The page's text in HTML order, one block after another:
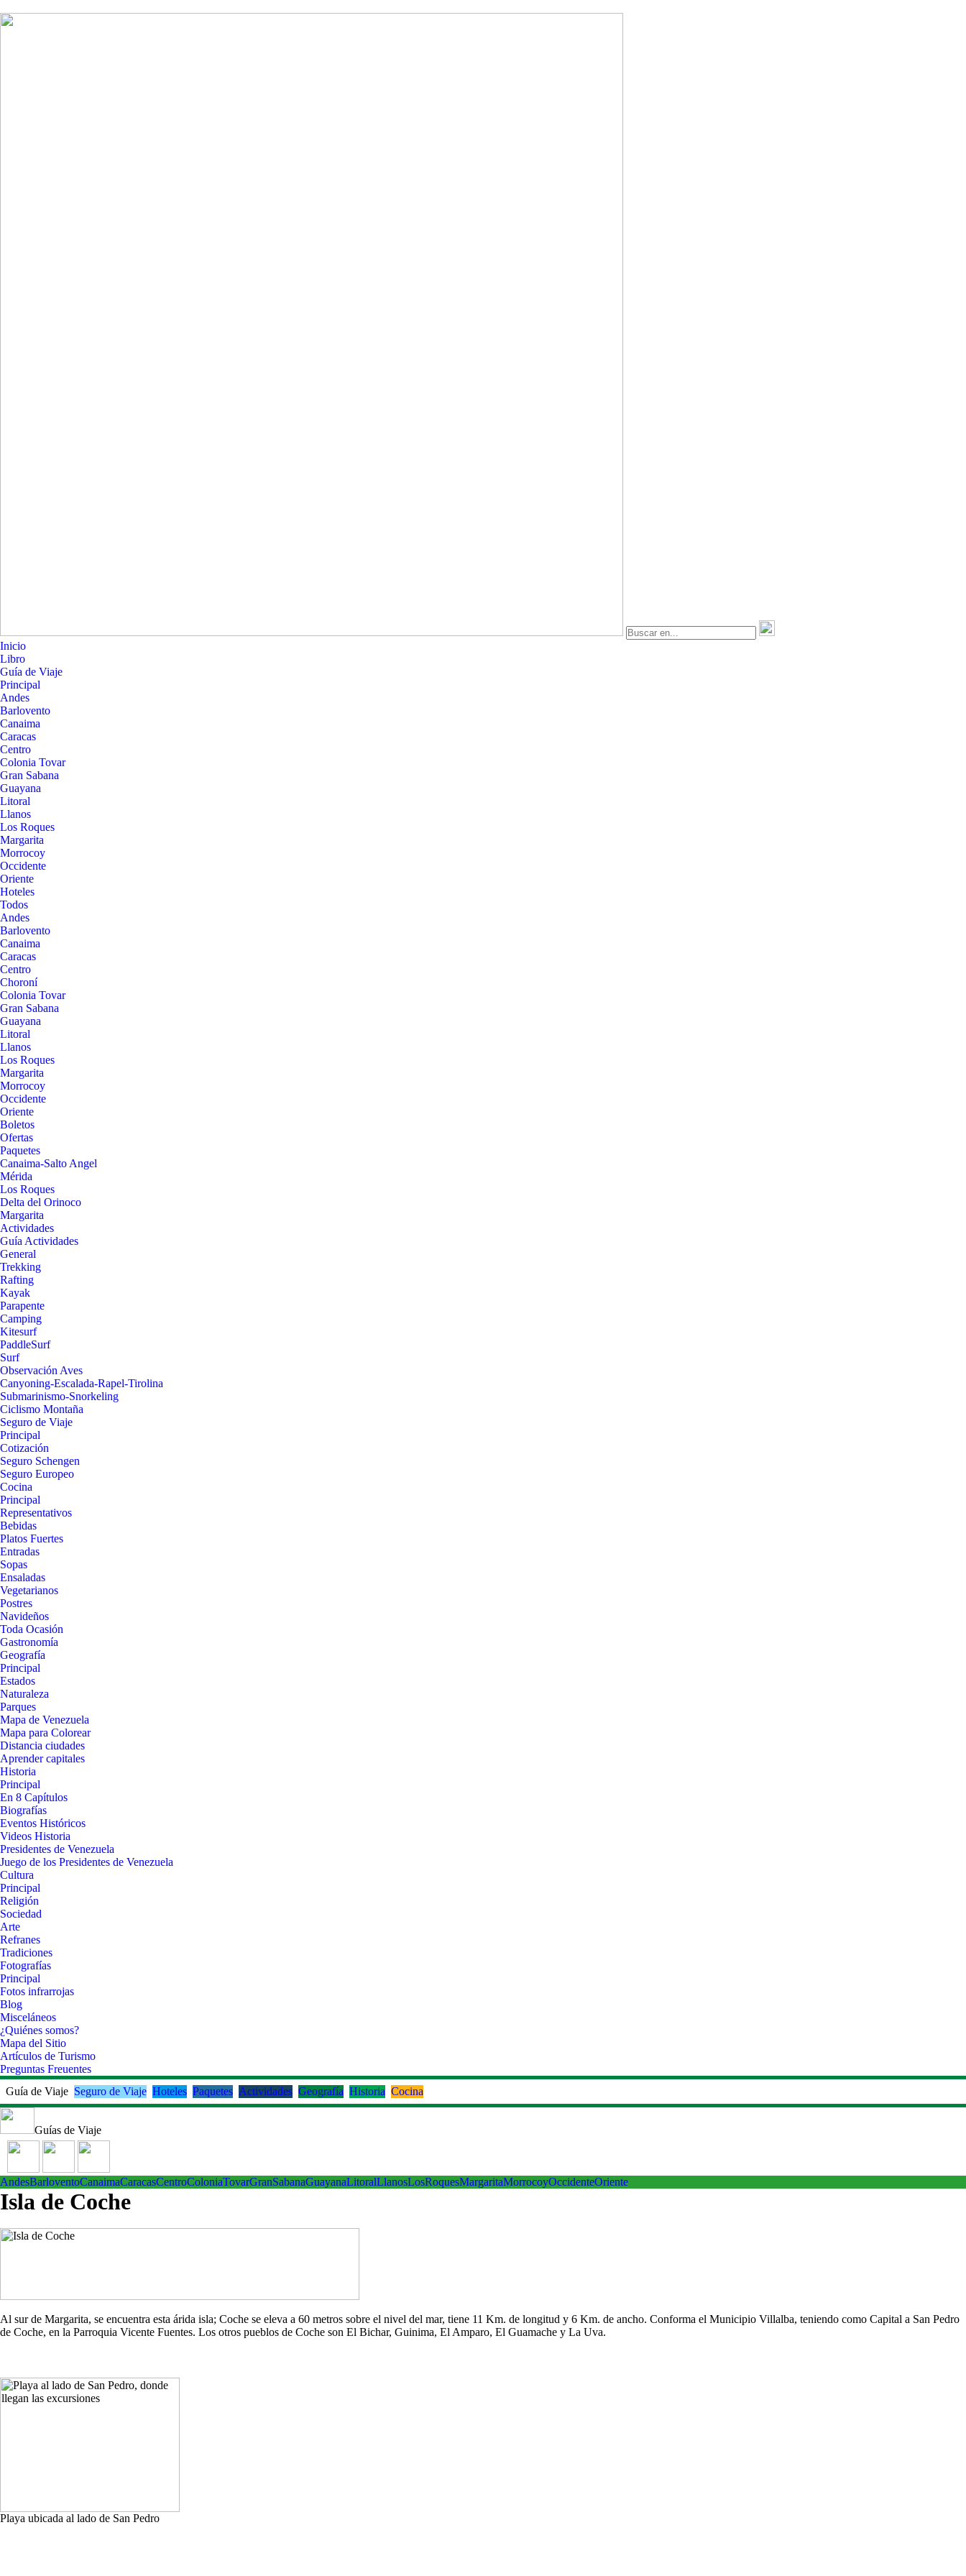
Inicio
Libro
Guía de Viaje
Principal
Andes
Barlovento
Canaima
Caracas
Centro
Colonia Tovar
Gran Sabana
Guayana
Litoral
Llanos
Los Roques
Margarita
Morrocoy
Occidente
Oriente
Hoteles
Todos
Andes
Barlovento
Canaima
Caracas
Centro
Choroní
Colonia Tovar
Gran Sabana
Guayana
Litoral
Llanos
Los Roques
Margarita
Morrocoy
Occidente
Oriente
Boletos
Ofertas
Paquetes
Canaima-Salto Angel
Mérida
Los Roques
Delta del Orinoco
Margarita
Actividades
Guía Actividades
General
Trekking
Rafting
Kayak
Parapente
Camping
Kitesurf
PaddleSurf
Surf
Observación Aves
Canyoning-Escalada-Rapel-Tirolina
Submarinismo-Snorkeling
Ciclismo Montaña
Seguro de Viaje
Principal
Cotización
Seguro Schengen
Seguro Europeo
Cocina
Principal
Representativos
Bebidas
Platos Fuertes
Entradas
Sopas
Ensaladas
Vegetarianos
Postres
Navideños
Toda Ocasión
Gastronomía
Geografía
Principal
Estados
Naturaleza
Parques
Mapa de Venezuela
Mapa para Colorear
Distancia ciudades
Aprender capitales
Historia
Principal
En 8 Capítulos
Biografías
Eventos Históricos
Videos Historia
Presidentes de Venezuela
Juego de los Presidentes de Venezuela
Cultura
Principal
Religión
Sociedad
Arte
Refranes
Tradiciones
Fotografías
Principal
Fotos infrarrojas
Blog
Misceláneos
¿Quiénes somos?
Mapa del Sitio
Artículos de Turismo
Preguntas Freuentes
Guía de Viaje Seguro de Viaje Hoteles Paquetes Actividades Geografía Historia Cocina
Guías de Viaje
AndesBarloventoCanaimaCaracasCentroColoniaTovarGranSabanaGuayanaLitoralLlanosLosRoquesMargaritaMorrocoyOccidenteOriente
Isla de Coche
Al sur de Margarita, se encuentra esta árida isla; Coche se eleva a 60 metros sobre el nivel del mar, tiene 11 Km. de longitud y 6 Km. de ancho. Conforma el Municipio Villalba, teniendo como Capital a San Pedro
de Coche, en la Parroquia Vicente Fuentes. Los otros pueblos de Coche son El Bichar, Guinima, El Amparo, El Guamache y La Uva.
Playa ubicada al lado de San Pedro